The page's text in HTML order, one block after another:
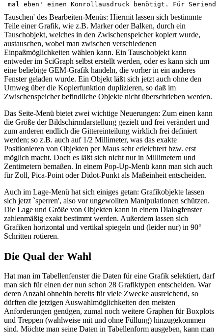
mal eben' einen Konrollausdruck benötigt. Für
Tauschen' des Bearbeiten-Menüs: Hiermit lassen sich bestimmte
Teile einer Grafik, wie z.B. Marker oder Balken, durch ein
Tauschobjekt, welches in den Zwischenspeicher kopiert wurde,
austauschen, wobei man zwischen verschiedenen
Einpaßmöglichkeiten wählen kann. Ein Tauschobjekt kann
entweder im SciGraph selbst erstellt werden, oder es kann sich um
eine beliebige GEM-Grafik handeln, die vorher in ein anderes
Fenster geladen wurde. Ein Objekt läßt sich jetzt auch ohne den
Umweg über die Kopierfunktion duplizieren, so daß im
Zwischenspeicher befindliche Objekte nicht überschrieben werden.
Das Seite-Menü bietet zwei wichtige Neuerungen: Zum einen kann
die Größe der Bildschirmdarstellung gezielt und frei verändert und
zum anderen endlich die Gittereinteilung wirklich frei definiert
werden; so z.B. auch auf 1/2 Millimeter, was das exakte
Positionieren von Objekten per Maus sehr erleichtert bzw. erst
möglich macht. Doch es läßt sich nicht nur in Millimetern und
Zentimetern bemaßen. In einem Pop-Up-Menü kann man sich auch
für Zoll, Pica-Point oder Didot-Punkt als Maßeinheit entscheiden.
Auch im Lage-Menü hat sich einiges getan: Grafikobjekte lassen
sich jetzt `sperren', also vor ungewollten Manipulationen schützen.
Die Lage und Größe von Objekten kann in einem Dialogfenster
zahlenmäßig exakt bestimmt werden. Außerdem lassen sich
Grafiken horizontal und vertikal spiegeln und (leider nur) in 90°
Schritten rotieren.
Die Qual der Wahl
Hat man im Tabellenfenster die Daten für eine Grafik selektiert, darf
man sich für einen der nun schon 28 Grafiktypen entscheiden. War
deren Anzahl ohnehin bereits für viele Zwecke ausreichend, so
dürften die jetzigen Auswahlmöglichkeiten den meisten
Anforderungen genügen, zumal noch weitere Graphen für Boxplots
und Treppen (wahlweise mit und ohne Füllung) hinzugekommen
sind. Möchte man seine Daten in Tabellenform ausgeben, kann man